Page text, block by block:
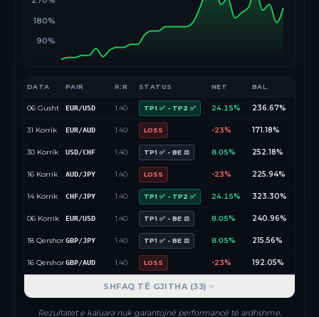
90%
180%
DATA PAIR R:R STATUS NET BAL.
06 Gusht EUR/USD 1.40 TP1 ✅ - TP2 ✅ 24.15% 236.67%
31 Korrik EUR/AUD 1.40 LOSS -23% 171.18%
30 Korrik USD/CHF 1.40 TP1 ✅ - BE ⚖️ 8.05% 252.18%
16 Korrik AUD/JPY 1.40 LOSS -23% 225.94%
14 Korrik CHF/JPY 1.40 TP1 ✅ - TP2 ✅ 24.15% 323.30%
06 Korrik EUR/USD 1.40 TP1 ✅ - BE ⚖️ 8.05% 240.96%
18 QershorGBP/JPY 1.40 TP1 ✅ - BE ⚖️ 8.05% 215.56%
16 QershorGBP/AUD 1.40 LOSS -23% 192.05%
SHFAQ TË GJITHA (33)
Rezultatet e kaluara nuk garantojnë performancë të ardhshme.